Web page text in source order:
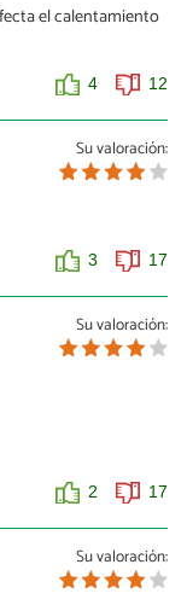
el calentamiento
4 12
Su valoración:
3 17
Su valoración:
2 17
Su valoración: